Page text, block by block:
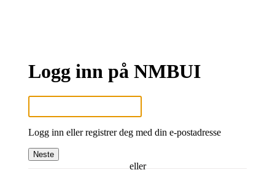
Logg inn på NMBUI
Logg inn eller registrer deg med din e-postadresse
Neste
eller